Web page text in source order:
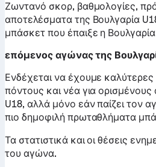
Ζωντανό σκορ, βαθμολογίες,
αποτελέσματα της Βουλγαρία
μπάσκετ που έπαιξε η
επόμενος αγώνας της
Ενδέχεται να έχουμε καλύτερες
πόντους και νέα για
U18, αλλά μόνο εάν παίζει τον
πιο δημοφιλή πρωταθλήματα
Τα στατιστικά και οι θέσεις
του αγώνα.